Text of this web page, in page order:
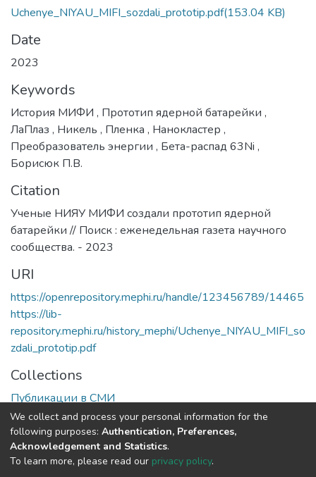
Uchenye_NIYAU_MIFI_sozdali_prototip.pdf(153.04 KB)
Date
2023
Keywords
История МИФИ , Прототип ядерной батарейки ,
ЛаПлаз , Никель , Пленка , Нанокластер ,
Преобразователь энергии , Бета-распад 63Ni ,
Борисюк П.В.
Citation
Ученые НИЯУ МИФИ создали прототип ядерной
батарейки // Поиск : еженедельная газета научного
сообщества. - 2023
URI
https://openrepository.mephi.ru/handle/123456789/14465
https://lib-
repository.mephi.ru/history_mephi/Uchenye_NIYAU_MIFI_so
zdali_prototip.pdf
Collections
Публикации в СМИ
Full item page
We collect and process your personal information for the
following purposes: Authentication, Preferences,
Acknowledgement and Statistics.
To learn more, please read our privacy policy.